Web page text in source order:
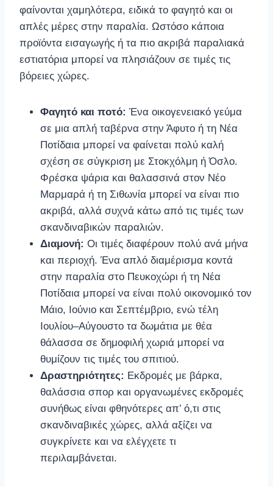
φαίνονται χαμηλότερα, ειδικά το φαγητό και οι
απλές μέρες στην παραλία. Ωστόσο κάποια
προϊόντα εισαγωγής ή τα πιο ακριβά παραλιακά
εστιατόρια μπορεί να πλησιάζουν σε τιμές τις
βόρειες χώρες.
Φαγητό και ποτό: Ένα οικογενειακό γεύμα
σε μια απλή ταβέρνα στην Άφυτο ή τη Νέα
Ποτίδαια μπορεί να φαίνεται πολύ καλή
σχέση σε σύγκριση με Στοκχόλμη ή Όσλο.
Φρέσκα ψάρια και θαλασσινά στον Νέο
Μαρμαρά ή τη Σιθωνία μπορεί να είναι πιο
ακριβά, αλλά συχνά κάτω από τις τιμές των
σκανδιναβικών παραλιών.
Διαμονή: Οι τιμές διαφέρουν πολύ ανά μήνα
και περιοχή. Ένα απλό διαμέρισμα κοντά
στην παραλία στο Πευκοχώρι ή τη Νέα
Ποτίδαια μπορεί να είναι πολύ οικονομικό τον
Μάιο, Ιούνιο και Σεπτέμβριο, ενώ τέλη
Ιουλίου–Αύγουστο τα δωμάτια με θέα
θάλασσα σε δημοφιλή χωριά μπορεί να
θυμίζουν τις τιμές του σπιτιού.
Δραστηριότητες: Εκδρομές με βάρκα,
θαλάσσια σπορ και οργανωμένες εκδρομές
συνήθως είναι φθηνότερες απ’ ό,τι στις
σκανδιναβικές χώρες, αλλά αξίζει να
συγκρίνετε και να ελέγχετε τι
περιλαμβάνεται.